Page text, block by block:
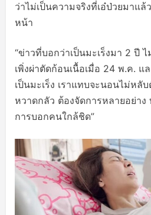
ว่าไม่เป็นความจริงที่เอ๋ป่วยมาแ
หน้า
“ข่าวที่บอกว่าเป็นมะเร็งมา 2 ปี
เพิ่งผ่าตัดก้อนเนื้อเมื่อ 24 พ.ค. แ
เป็นมะเร็ง เราแทบจะนอนไม่หลั
หวาดกลัว ต้องจัดการหลายอย่าง
การบอกคนใกล้ชิด”